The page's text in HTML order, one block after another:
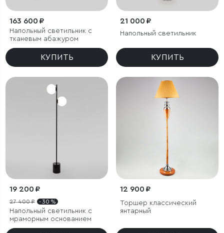
163 600 ₽
Напольный светильник с
тканевым абажуром
КУПИТЬ
21 000 ₽
Напольный светильник
КУПИТЬ
19 200 ₽
27 400 ₽ - 30 %
Напольный светильник с
мраморным основанием
12 900 ₽
Торшер классический
янтарный